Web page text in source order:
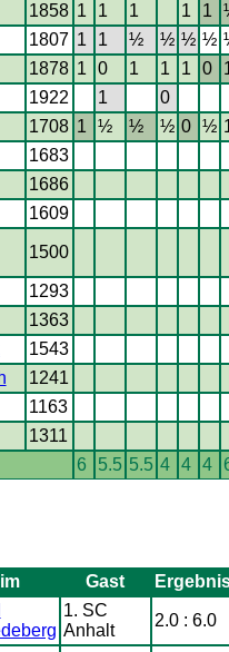
1858 1 1 1 1 1
1807 1 1 ½ ½ ½ ½
1878 1 0 1 1 1 0
1922 1
0
1708 1 ½ ½ ½ 0 ½
1683
1686
1609
1500
1293
1363
1543
1241
1163
1311
6 5.5 5.5 4 4 4
Gast
1. SC
Anhalt
2.0 : 6.0